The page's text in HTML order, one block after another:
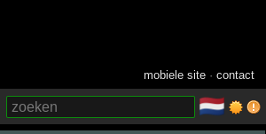
mobiele site ·contact
🇳🇱